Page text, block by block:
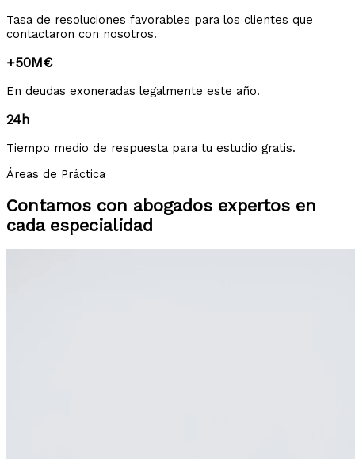
Tasa de resoluciones favorables para los clientes que
contactaron con nosotros.
+50M€
En deudas exoneradas legalmente este año.
24h
Tiempo medio de respuesta para tu estudio gratis.
Áreas de Práctica
Contamos con abogados expertos en
cada especialidad